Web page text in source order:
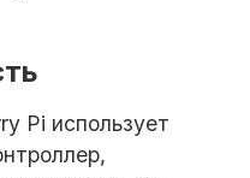
Pi использует